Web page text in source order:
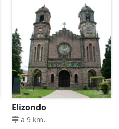
Elizondo
a 9 km.